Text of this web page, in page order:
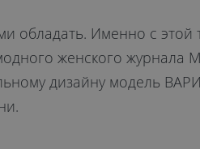
обладать. Именно с этой
женского журнала
дизайну модель